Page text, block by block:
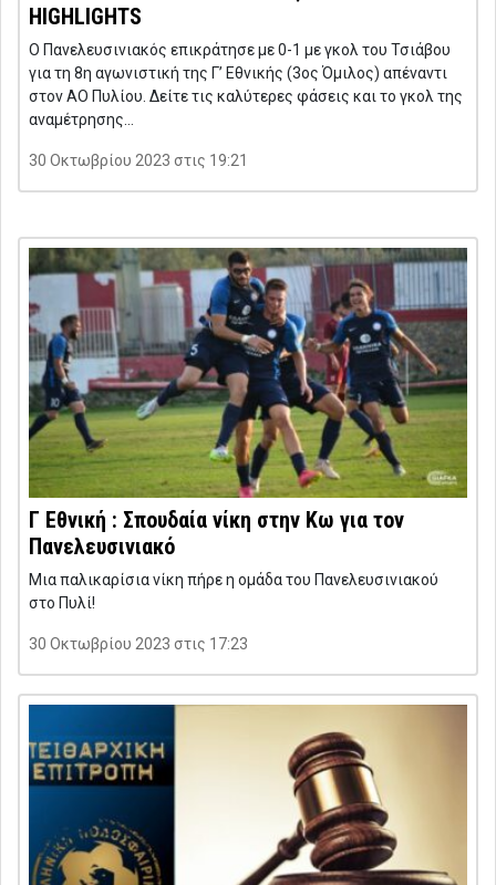
HIGHLIGHTS
Ο Πανελευσινιακός επικράτησε με 0-1 με γκολ του Τσιάβου
για τη 8η αγωνιστική της Γ’ Εθνικής (3ος Όμιλος) απέναντι
στον ΑΟ Πυλίου. Δείτε τις καλύτερες φάσεις και το γκολ της
αναμέτρησης…
30 Οκτωβρίου 2023 στις 19:21
Γ Εθνική : Σπουδαία νίκη στην Κω για τον
Πανελευσινιακό
Μια παλικαρίσια νίκη πήρε η ομάδα του Πανελευσινιακού
στο Πυλί!
30 Οκτωβρίου 2023 στις 17:23